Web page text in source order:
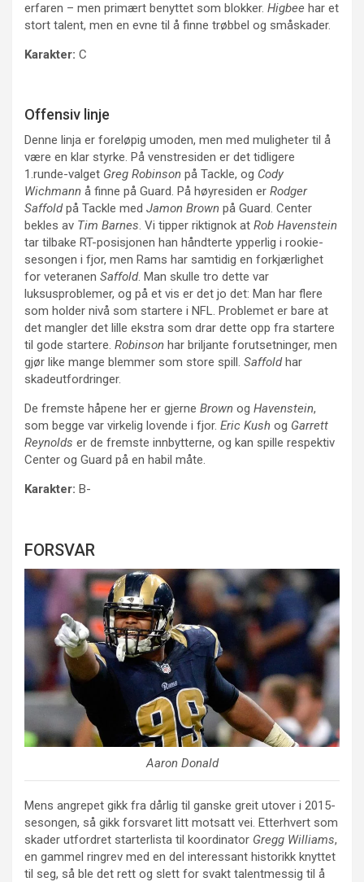
erfaren – men primært benyttet som blokker. Higbee har et
stort talent, men en evne til å finne trøbbel og småskader.
Karakter: C
Offensiv linje
Denne linja er foreløpig umoden, men med muligheter til å
være en klar styrke. På venstresiden er det tidligere
1.runde-valget Greg Robinson på Tackle, og Cody
Wichmann å finne på Guard. På høyresiden er Rodger
Saffoldpå Tackle med Jamon Brown på Guard. Center
bekles av Tim Barnes. Vi tipper riktignok at Rob Havenstein
tar tilbake RT-posisjonen han håndterte ypperlig i rookie-
sesongen i fjor, men Rams har samtidig en forkjærlighet
for veteranen Saffold. Man skulle tro dette var
luksusproblemer, og på et vis er det jo det: Man har flere
som holder nivå som startere i NFL. Problemet er bare at
det mangler det lille ekstra som drar dette opp fra startere
til gode startere. Robinson har briljante forutsetninger, men
gjør like mange blemmer som store spill. Saffoldhar
skadeutfordringer.
De fremste håpene her er gjerne Brown og Havenstein,
som begge var virkelig lovende i fjor. Eric Kush og Garrett
Reynolds er de fremste innbytterne, og kan spille respektiv
Center og Guard på en habil måte.
Karakter: B-
FORSVAR
Aaron Donald
Mens angrepet gikk fra dårlig til ganske greit utover i 2015-
sesongen, så gikk forsvaret litt motsatt vei. Etterhvert som
skader utfordret starterlista til koordinator Gregg Williams,
en gammel ringrev med en del interessant historikk knyttet
til seg, så ble det rett og slett for svakt talentmessig til å